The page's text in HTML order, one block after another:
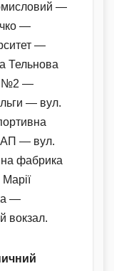
—
—
—
Тельнова
№2 —
— вул.
— вул.
фабрика
—
вокзал.